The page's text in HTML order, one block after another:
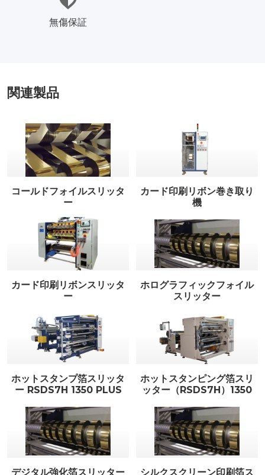
無傷保証
関連製品
コールドフォイルスリッタ
ー
カード印刷リボン巻き取り
機
カード印刷リボンスリッタ
ー
ホログラフィックフォイル
スリッター
ホットスタンプ箔スリッタ
ー RSDS7H 1350 PLUS
ホットスタンピング箔スリ
ッター（RSDS7H）1350
デジタル強化箔スリッター シルクスクリーン印刷箔ス